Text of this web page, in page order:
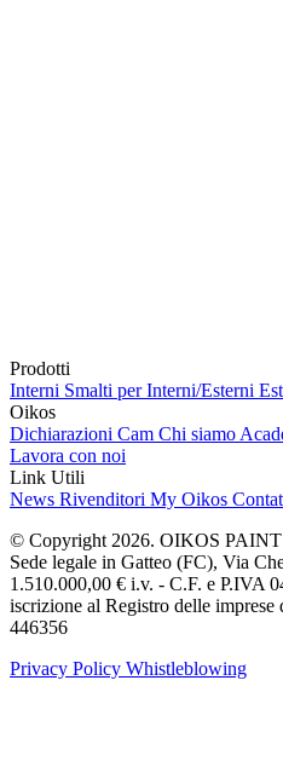
Prodotti
Interni Smalti per Interni/Esterni
Oikos
Dichiarazioni Cam Chi siamo
Lavora con noi
Link Utili
News Rivenditori My Oikos
© Copyright 2026. OIKOS
Sede legale in Gatteo (FC), Via
1.510.000,00 € i.v. - C.F. e P.IVA
iscrizione al Registro delle
446356
Privacy Policy Whistleblowing